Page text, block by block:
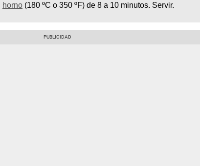
horno (180 ºC o 350 ºF) de 8 a 10 minutos. Servir.